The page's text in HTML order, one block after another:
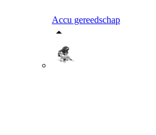
Accu gereedschap